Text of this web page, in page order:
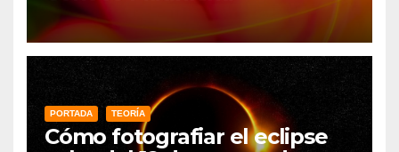
PORTADA TEORÍA
Cómo fotografiar el eclipse